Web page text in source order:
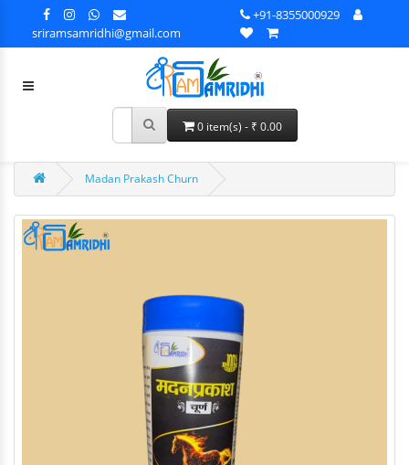
sriramsamridhi@gmail.com
+91-8355000929
0 item(s) - ₹ 0.00
Madan Prakash Churn